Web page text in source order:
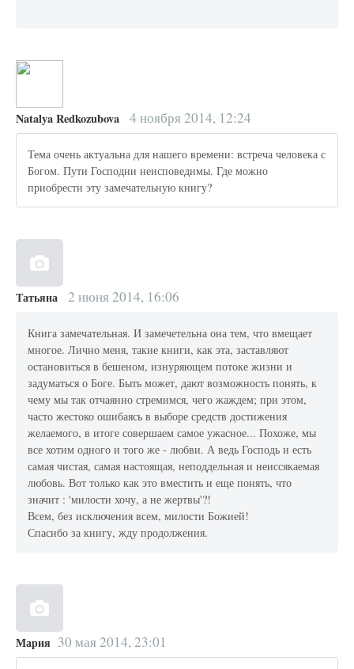
Natalya Redkozubova 4 ноября 2014, 12:24
Тема очень актуальна для нашего времени: встреча человека с
Богом. Пути Господни неисповедимы. Где можно
приобрести эту замечательную книгу?
Татьяна 2 июня 2014, 16:06
Книга замечательная. И замечетельна она тем, что вмещает
многое. Лично меня, такие книги, как эта, заставляют
остановиться в бешеном, изнуряющем потоке жизни и
задуматься о Боге. Быть может, дают возможность понять, к
чему мы так отчаянно стремимся, чего жаждем; при этом,
часто жестоко ошибаясь в выборе средств достижения
желаемого, в итоге совершаем самое ужасное... Похоже, мы
все хотим одного и того же - любви. А ведь Господь и есть
самая чистая, самая настоящая, неподдельная и неиссякаемая
любовь. Вот только как это вместить и еще понять, что
значит : 'милости хочу, а не жертвы'?!
Всем, без исключения всем, милости Божией!
Спасибо за книгу, жду продолжения.
Мария 30 мая 2014, 23:01